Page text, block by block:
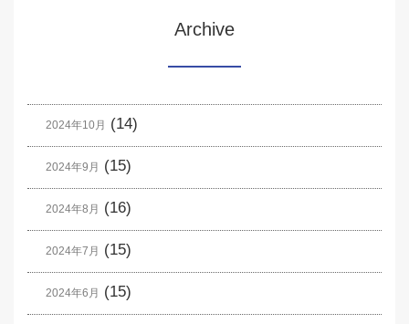
Archive
2024年10月 (14)
2024年9月 (15)
2024年8月 (16)
2024年7月 (15)
2024年6月 (15)